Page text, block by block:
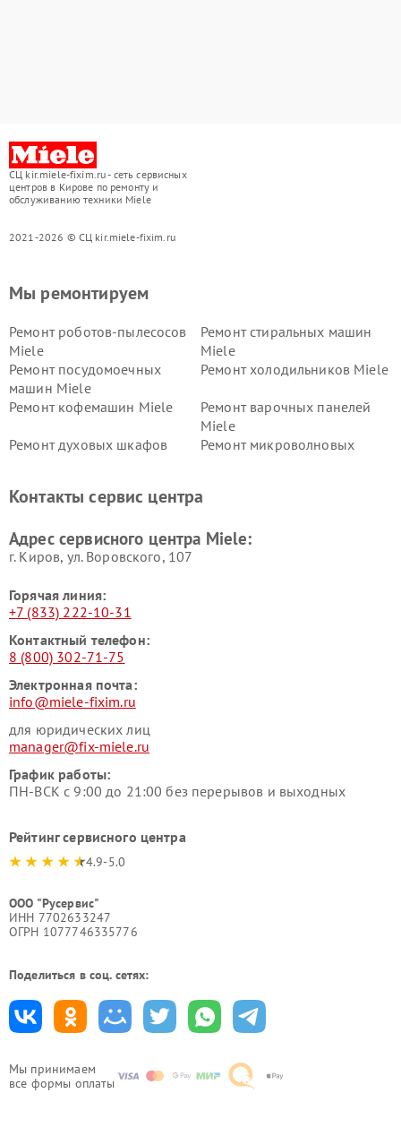
СЦ kir.miele-fixim.ru - сеть сервисных
центров в Кирове по ремонту и
обслуживанию техники Miele
2021-2026 © СЦ kir.miele-fixim.ru
Мы принимаем
все формы оплаты
Мы ремонтируем
Ремонт роботов-пылесосов
Miele
Ремонт стиральных машин
Miele
Ремонт посудомоечных
машин Miele
Ремонт холодильников Miele
Ремонт кофемашин Miele
Ремонт варочных панелей
Miele
Ремонт духовых шкафов
Ремонт микроволновых
Miele
Miele
пылесосов Miele
Контакты сервис центра
Адрес сервисного центра Miele:
г. Киров, ул. Воровского, 107
Горячая линия:
+7 (833) 222-10-31
Контактный телефон:
8 (800) 302-71-75
Электронная почта:
info@miele-fixim.ru
для юридических лиц
manager@fix-miele.ru
График работы:
ПН-ВСК с 9:00 до 21:00 без перерывов и выходных
Рейтинг сервисного центра
4.9-5.0
ООО "Русервис"
ИНН 7702633247
ОГРН 1077746335776
Поделиться в соц. сетях: